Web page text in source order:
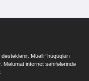
Müəllif hüquqları
Məlumat internet səhifələrində